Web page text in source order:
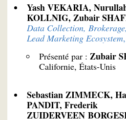
Yash VEKARIA,
KOLLNIG, Zubair
Data Collection,
Lead Marketing Ecosystem,
Présenté par : Zubair
Californie, États-Unis
Sebastian ZIMMECK,
PANDIT, Frederik
ZUIDERVEEN